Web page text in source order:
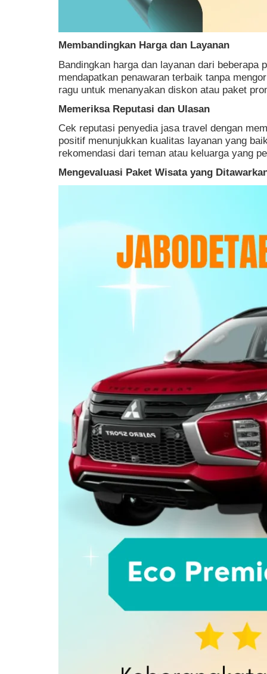
Membandingkan Harga dan Layanan
Bandingkan harga dan layanan dari beberapa
mendapatkan penawaran terbaik tanpa
ragu untuk menanyakan diskon atau paket
Memeriksa Reputasi dan Ulasan
Cek reputasi penyedia jasa travel dengan
positif menunjukkan kualitas layanan yang
rekomendasi dari teman atau keluarga yang
Mengevaluasi Paket Wisata yang